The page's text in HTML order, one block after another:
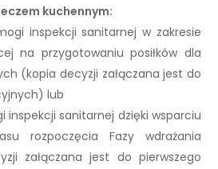
kuchennym:
inspekcji sanitarnej w zakresie
na przygotowaniu posiłków dla
(kopia decyzji załączana jest do
lub
inspekcji sanitarnej dzięki wsparciu
rozpoczęcia Fazy wdrażania
załączana jest do pierwszego